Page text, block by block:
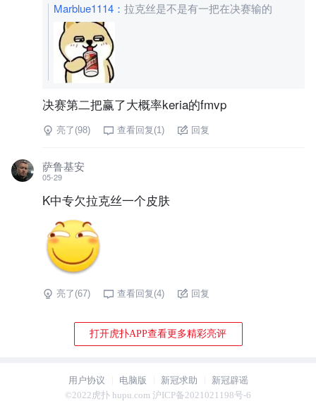
Marblue1114 ： 拉克丝是不是有一把在决赛输的
决赛第二把赢了大概率keria的fmvp
亮了(98) 查看回复(1) 回复
萨鲁基安
05-29
K中专欠拉克丝一个皮肤
亮了(67) 查看回复(4) 回复
打开虎扑APP查看更多精彩亮评
用户协议 电脑版 新冠求助
新冠辟谣
©2022虎扑 hupu.com 沪ICP备2021021198号-6